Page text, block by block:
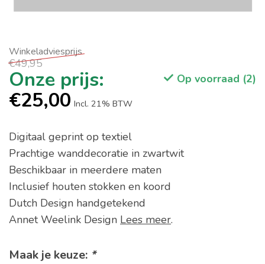
€49,95
€25,00 Incl. 21% BTW
Op voorraad (2)
Digitaal geprint op textiel
Prachtige wanddecoratie in zwartwit
Beschikbaar in meerdere maten
Inclusief houten stokken en koord
Dutch Design handgetekend
Annet Weelink Design Lees meer.
Maak je keuze: *